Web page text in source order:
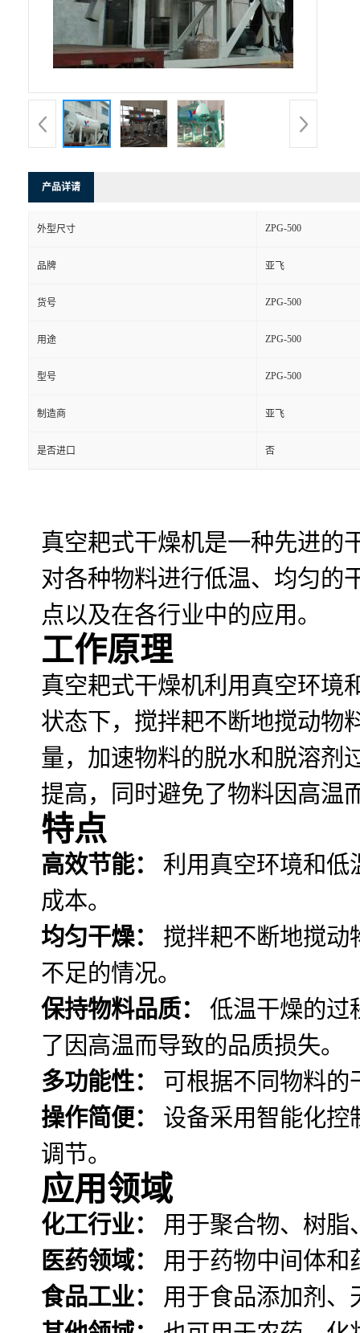
产品详请
外型尺寸 ZPG-500
品牌 亚飞
货号 ZPG-500
用途 ZPG-500
型号 ZPG-500
制造商 亚飞
是否进口 否
真空耙式干燥机是一种先进的
对各种物料进行低温、均匀的
点以及在各行业中的应用。
工作原理
真空耙式干燥机利用真空环境
状态下，搅拌耙不断地搅动物
量，加速物料的脱水和脱溶剂
提高，同时避免了物料因高温
特点
高效节能：
利用真空环境和低
成本。
均匀干燥：
搅拌耙不断地搅动
不足的情况。
保持物料品质：
低温干燥的过
了因高温而导致的品质损失。
多功能性：
可根据不同物料的
操作简便：
设备采用智能化控
调节。
应用领域
化工行业：
用于聚合物、树脂
医药领域：
用于药物中间体
食品工业：
用于食品添加剂